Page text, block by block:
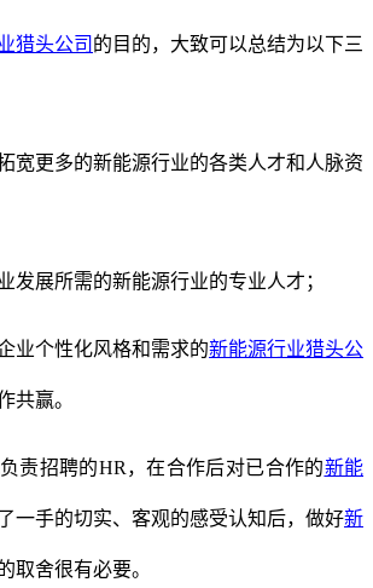
猎头公司 的目的，大致可以总结为以下三
宽更多的新能源行业的各类人才和人脉资
发展所需的新能源行业的专业人才；
业个性化风格和需求的新能源行业猎头公
共赢。
责招聘的HR ，在合作后对已合作的新能
一手的切实、客观的感受认知后，做好新
取舍很有必要。